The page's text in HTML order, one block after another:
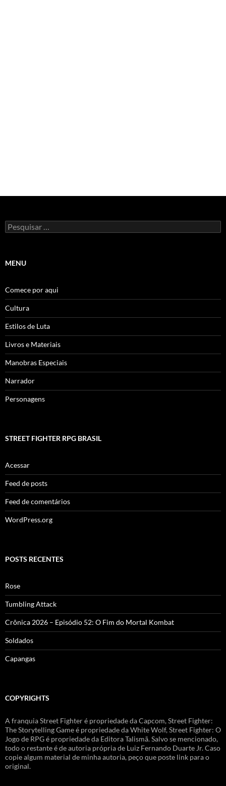
Pesquisar
por:
MENU
Comece por aqui
Cultura
Estilos de Luta
Livros e Materiais
Manobras Especiais
Narrador
Personagens
STREET FIGHTER RPG BRASIL
Acessar
Feed de posts
Feed de comentários
WordPress.org
POSTS RECENTES
Rose
Tumbling Attack
Crônica 2026 – Episódio 52: O Fim do Mortal Kombat
Soldados
Capangas
COPYRIGHTS
A franquia Street Fighter é propriedade da Capcom, Street Fighter:
The Storytelling Game é propriedade da White Wolf, Street Fighter: O
Jogo de RPG é propriedade da Editora Talismã. Salvo se mencionado,
todo o restante é de autoria própria de Luiz Fernando Duarte Jr. Caso
copie algum material de minha autoria, peço que poste link para o
original.